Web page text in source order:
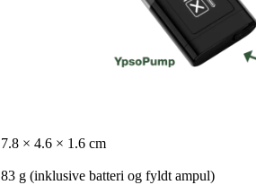
7.8 × 4.6 × 1.6 cm
83 g (inklusive batteri og fyldt ampul)